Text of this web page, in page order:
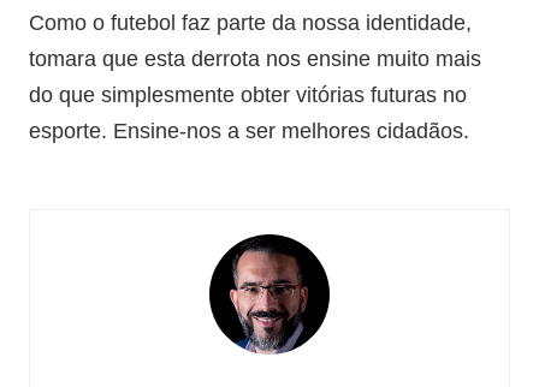
Como o futebol faz parte da nossa identidade,
tomara que esta derrota nos ensine muito mais
do que simplesmente obter vitórias futuras no
esporte. Ensine-nos a ser melhores cidadãos.